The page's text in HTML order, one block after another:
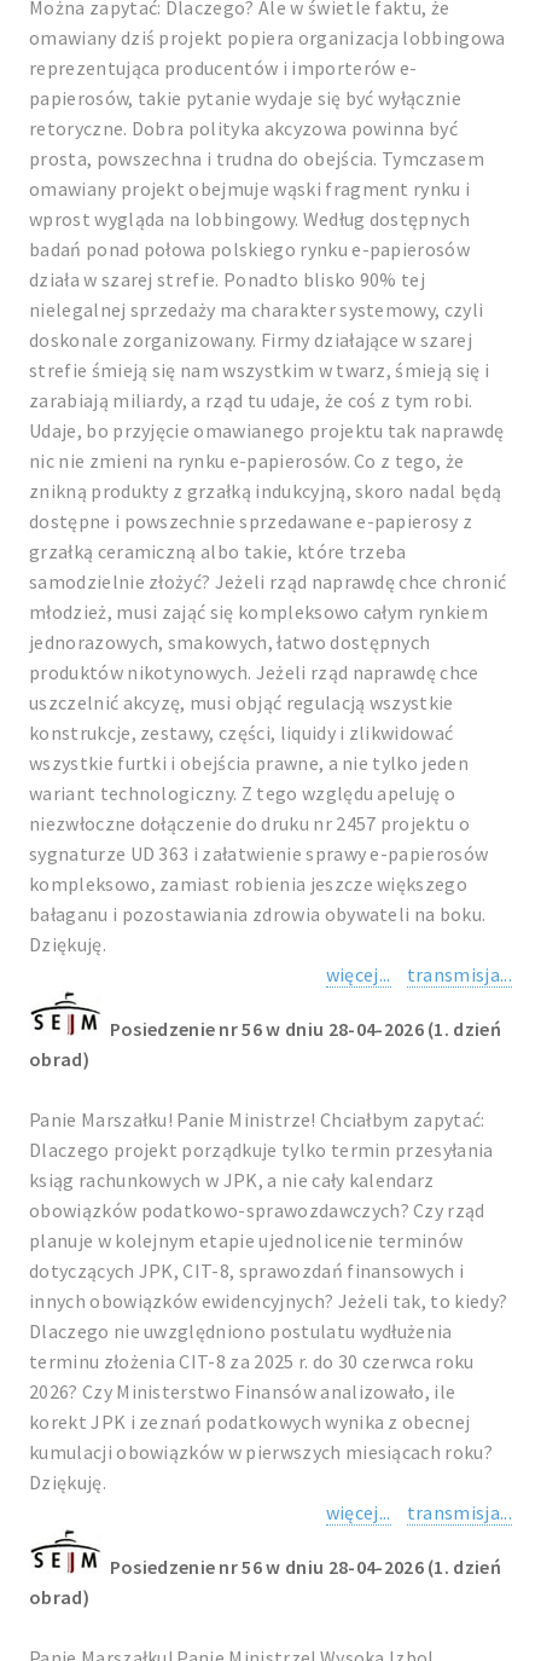
Można zapytać: Dlaczego? Ale w świetle faktu, że
omawiany dziś projekt popiera organizacja lobbingowa
reprezentująca producentów i importerów e-
papierosów, takie pytanie wydaje się być wyłącznie
retoryczne. Dobra polityka akcyzowa powinna być
prosta, powszechna i trudna do obejścia. Tymczasem
omawiany projekt obejmuje wąski fragment rynku i
wprost wygląda na lobbingowy. Według dostępnych
badań ponad połowa polskiego rynku e-papierosów
działa w szarej strefie. Ponadto blisko 90% tej
nielegalnej sprzedaży ma charakter systemowy, czyli
doskonale zorganizowany. Firmy działające w szarej
strefie śmieją się nam wszystkim w twarz, śmieją się i
zarabiają miliardy, a rząd tu udaje, że coś z tym robi.
Udaje, bo przyjęcie omawianego projektu tak naprawdę
nic nie zmieni na rynku e-papierosów. Co z tego, że
znikną produkty z grzałką indukcyjną, skoro nadal będą
dostępne i powszechnie sprzedawane e-papierosy z
grzałką ceramiczną albo takie, które trzeba
samodzielnie złożyć? Jeżeli rząd naprawdę chce chronić
młodzież, musi zająć się kompleksowo całym rynkiem
jednorazowych, smakowych, łatwo dostępnych
produktów nikotynowych. Jeżeli rząd naprawdę chce
uszczelnić akcyzę, musi objąć regulacją wszystkie
konstrukcje, zestawy, części, liquidy i zlikwidować
wszystkie furtki i obejścia prawne, a nie tylko jeden
wariant technologiczny. Z tego względu apeluję o
niezwłoczne dołączenie do druku nr 2457 projektu o
sygnaturze UD 363 i załatwienie sprawy e-papierosów
kompleksowo, zamiast robienia jeszcze większego
bałaganu i pozostawiania zdrowia obywateli na boku.
Dziękuję.
więcej...
transmisja...
Posiedzenie nr 56 w dniu 28-04-2026 (1. dzień
obrad)
Panie Marszałku! Panie Ministrze! Chciałbym zapytać:
Dlaczego projekt porządkuje tylko termin przesyłania
ksiąg rachunkowych w JPK, a nie cały kalendarz
obowiązków podatkowo-sprawozdawczych? Czy rząd
planuje w kolejnym etapie ujednolicenie terminów
dotyczących JPK, CIT-8, sprawozdań finansowych i
innych obowiązków ewidencyjnych? Jeżeli tak, to kiedy?
Dlaczego nie uwzględniono postulatu wydłużenia
terminu złożenia CIT-8 za 2025 r. do 30 czerwca roku
2026? Czy Ministerstwo Finansów analizowało, ile
korekt JPK i zeznań podatkowych wynika z obecnej
kumulacji obowiązków w pierwszych miesiącach roku?
Dziękuję.
więcej...
transmisja...
Posiedzenie nr 56 w dniu 28-04-2026 (1. dzień
obrad)